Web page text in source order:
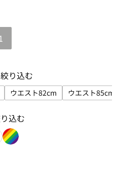
り込む
76cm
絞り込み: ウエスト79cm
ウエスト82cm
サイズで絞り込み: ウエ
ウエスト85cm
サイ
込む